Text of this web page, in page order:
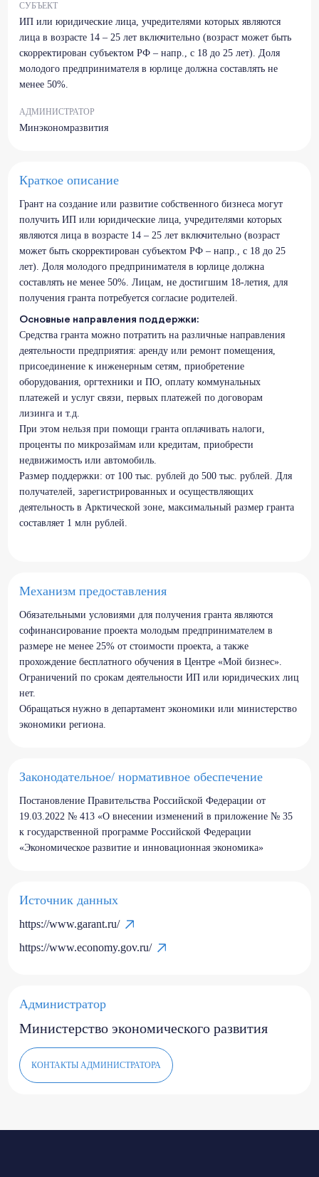
СУБЪЕКТ
ИП или юридические лица, учредителями которых являются
лица в возрасте 14 – 25 лет включительно (возраст может быть
скорректирован субъектом РФ – напр., с 18 до 25 лет). Доля
молодого предпринимателя в юрлице должна составлять не
менее 50%.
АДМИНИСТРАТОР
Минэкономразвития
Краткое описание
Грант на создание или развитие собственного бизнеса могут
получить ИП или юридические лица, учредителями которых
являются лица в возрасте 14 – 25 лет включительно (возраст
может быть скорректирован субъектом РФ – напр., с 18 до 25
лет). Доля молодого предпринимателя в юрлице должна
составлять не менее 50%. Лицам, не достигшим 18-летия, для
получения гранта потребуется согласие родителей.
Основные направления поддержки:
Средства гранта можно потратить на различные направления
деятельности предприятия: аренду или ремонт помещения,
присоединение к инженерным сетям, приобретение
оборудования, оргтехники и ПО, оплату коммунальных
платежей и услуг связи, первых платежей по договорам
лизинга и т.д.
При этом нельзя при помощи гранта оплачивать налоги,
проценты по микрозаймам или кредитам, приобрести
недвижимость или автомобиль.
Размер поддержки: от 100 тыс. рублей до 500 тыс. рублей. Для
получателей, зарегистрированных и осуществляющих
деятельность в Арктической зоне, максимальный размер гранта
составляет 1 млн рублей.
Механизм предоставления
Обязательными условиями для получения гранта являются
софинансирование проекта молодым предпринимателем в
размере не менее 25% от стоимости проекта, а также
прохождение бесплатного обучения в Центре «Мой бизнес».
Ограничений по срокам деятельности ИП или юридических лиц
нет.
Обращаться нужно в департамент экономики или министерство
экономики региона.
Законодательное/ нормативное обеспечение
Постановление Правительства Российской Федерации от
19.03.2022 № 413 «О внесении изменений в приложение № 35
к государственной программе Российской Федерации
«Экономическое развитие и инновационная экономика»
Источник данных
https://www.garant.ru/
https://www.economy.gov.ru/
Администратор
Министерство экономического развития
КОНТАКТЫ АДМИНИСТРАТОРА